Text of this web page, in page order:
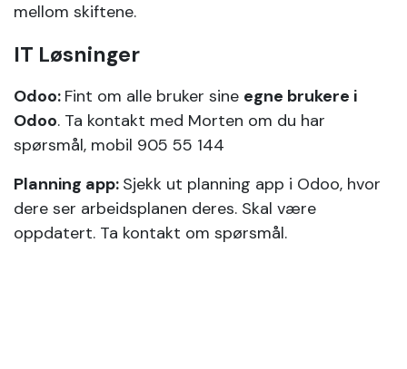
mellom skiftene.
IT Løsninger
Odoo: Fint om alle bruker sine egne brukere i
Odoo. Ta kontakt med Morten om du har
spørsmål, mobil 905 55 144
Planning app: Sjekk ut planning app i Odoo, hvor
dere ser arbeidsplanen deres. Skal være
oppdatert. Ta kontakt om spørsmål.